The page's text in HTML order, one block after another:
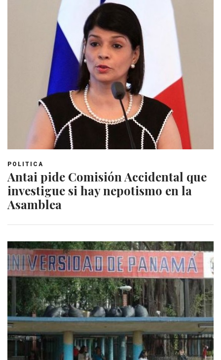
POLITICA
Antai pide Comisión Accidental que
investigue si hay nepotismo en la
Asamblea